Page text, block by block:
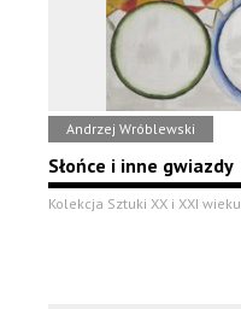
Andrzej Wróblewski
Słońce i inne gwiazdy
Kolekcja Sztuki XX i XXI wieku